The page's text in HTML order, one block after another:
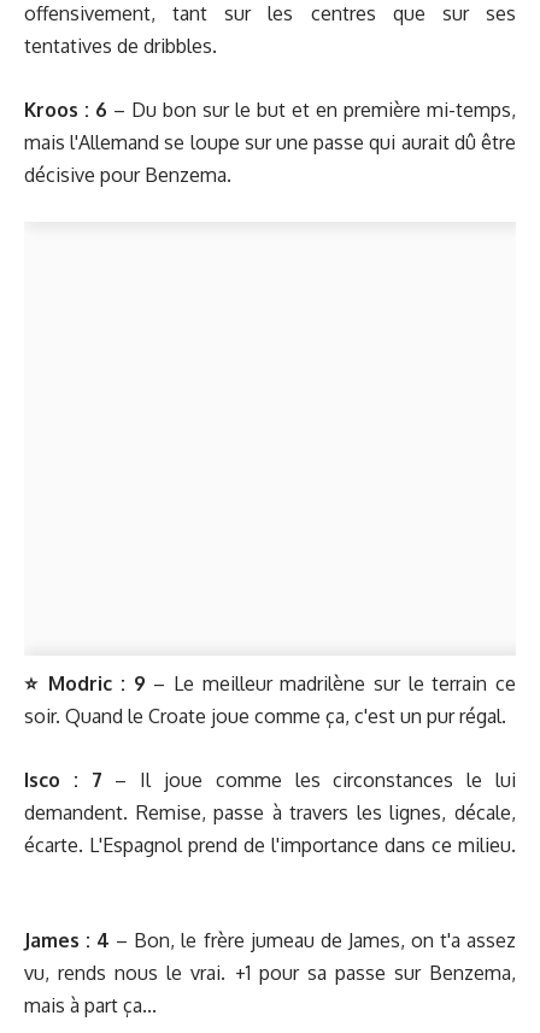
offensivement, tant sur les centres que sur ses
tentatives de dribbles.
Kroos : 6 – Du bon sur le but et en première mi-temps,
mais l'Allemand se loupe sur une passe qui aurait dû être
décisive pour Benzema.
⭐️ Modric : 9 – Le meilleur madrilène sur le terrain ce
soir. Quand le Croate joue comme ça, c'est un pur régal.
Isco : 7 – Il joue comme les circonstances le lui
demandent. Remise, passe à travers les lignes, décale,
écarte. L'Espagnol prend de l'importance dans ce milieu.
James : 4 – Bon, le frère jumeau de James, on t'a assez
vu, rends nous le vrai. +1 pour sa passe sur Benzema,
mais à part ça...